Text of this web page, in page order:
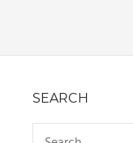
SEARCH
Search